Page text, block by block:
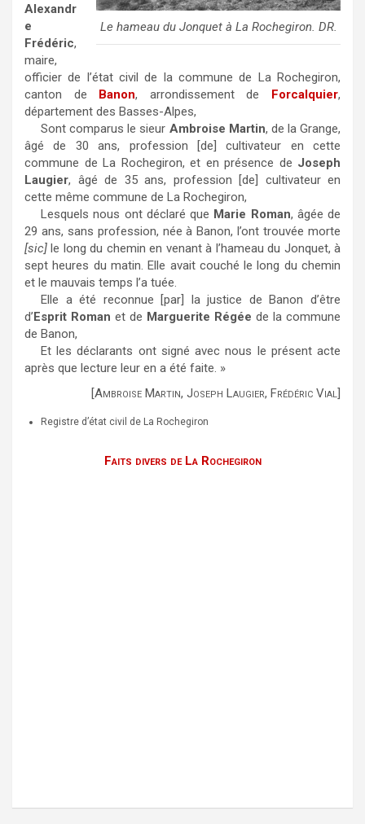
Le hameau du Jonquet à La Rochegiron. DR.
Alexandr
e
Frédéric,
maire,
officier de l’état civil de la commune de La Rochegiron,
canton de Banon, arrondissement de Forcalquier,
département des Basses-Alpes,
Sont comparus le sieur Ambroise Martin, de la Grange,
âgé de 30 ans, profession [de] cultivateur en cette
commune de La Rochegiron, et en présence de Joseph
Laugier, âgé de 35 ans, profession [de] cultivateur en
cette même commune de La Rochegiron,
Lesquels nous ont déclaré que Marie Roman, âgée de
29 ans, sans profession, née à Banon, l’ont trouvée morte
[sic] le long du chemin en venant à l’hameau du Jonquet, à
sept heures du matin. Elle avait couché le long du chemin
et le mauvais temps l’a tuée.
Elle a été reconnue [par] la justice de Banon d’être
d’Esprit Roman et de Marguerite Régée de la commune
de Banon,
Et les déclarants ont signé avec nous le présent acte
après que lecture leur en a été faite. »
[Ambroise Martin, Joseph Laugier, Frédéric Vial]
Registre d’état civil de La Rochegiron
Faits divers de La Rochegiron